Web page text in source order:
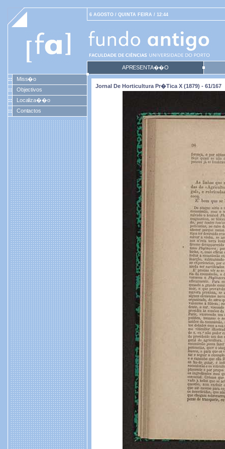
6 AGOSTO / QUINTA FEIRA / 12:44
APRESENTA��O
Miss�o
Objectivos
Localiza��o
Contactos
Jornal De Horticultura Pr�tica X (1879) - 61/167